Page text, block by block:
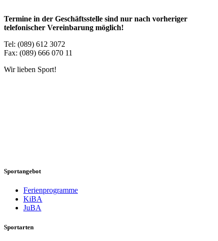
Termine in der Geschäftsstelle sind nur nach vorheriger
telefonischer Vereinbarung möglich!
Tel: (089) 612 3072
Fax: (089) 666 070 11
Wir lieben Sport!
Sportangebot
Ferienprogramme
KiBA
JuBA
Sportarten